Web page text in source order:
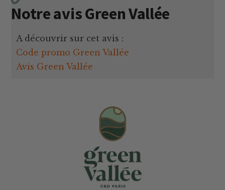
Notre avis Green Vallée
A découvrir sur cet avis :
Code promo Green Vallée
Avis Green Vallée